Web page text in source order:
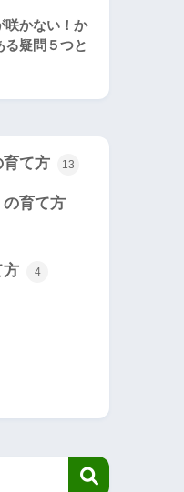
咲かない！か
る疑問５つと
育て方 13
の育て方
方 4